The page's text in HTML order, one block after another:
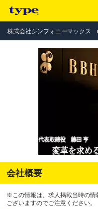
株式会社シンフォニーマックス
会社概要
※この情報は、求人掲載当時の情
ございますのでご注意ください。